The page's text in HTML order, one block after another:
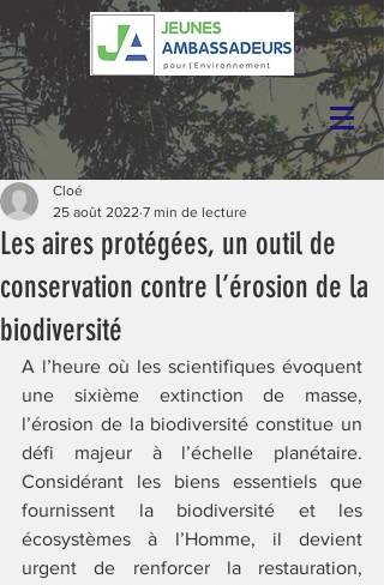
Les aires protégées, un outil de
conservation contre l’érosion de la
biodiversité
Cloé
25 août 2022 7 min de lecture
A l’heure où les scientifiques évoquent
une sixième extinction de masse,
l’érosion de la biodiversité constitue un
défi majeur à l’échelle planétaire.
Considérant les biens essentiels que
fournissent la biodiversité et les
écosystèmes à l’Homme, il devient
urgent de renforcer la restauration,